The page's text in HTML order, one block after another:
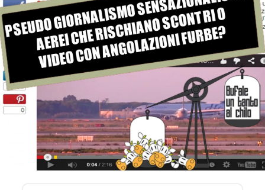
STORIA E CITAZIONI
INTRATTENIMENTO
COMPLOTTI, LEGGENDE URBANE ED
EVERGREEN